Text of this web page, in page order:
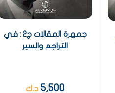
جمهرة المقالات ج2 : في
التراجم والسير
5,500 د.ك